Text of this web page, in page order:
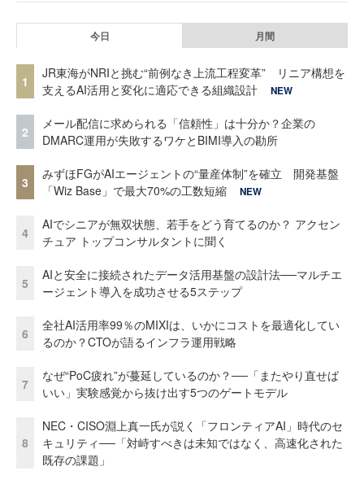
今日 月間
1
JR東海がNRIと挑む“前例なき上流工程変革” リニア構想を
支えるAI活用と変化に適応できる組織設計
NEW
2
メール配信に求められる「信頼性」は十分か？企業の
DMARC運用が失敗するワケとBIMI導入の勘所
3
みずほFGがAIエージェントの“量産体制”を確立 開発基盤
「Wiz Base」で最大70%の工数短縮
NEW
4
AIでシニアが無双状態、若手をどう育てるのか？ アクセン
チュア トップコンサルタントに聞く
5
AIと安全に接続されたデータ活用基盤の設計法──マルチエ
ージェント導入を成功させる5ステップ
6
全社AI活用率99％のMIXIは、いかにコストを最適化してい
るのか？CTOが語るインフラ運用戦略
7
なぜ“PoC疲れ”が蔓延しているのか？──「またやり直せば
いい」実験感覚から抜け出す5つのゲートモデル
8
NEC・CISO淵上真一氏が説く「フロンティアAI」時代のセ
キュリティ──「対峙すべきは未知ではなく、高速化された
既存の課題」